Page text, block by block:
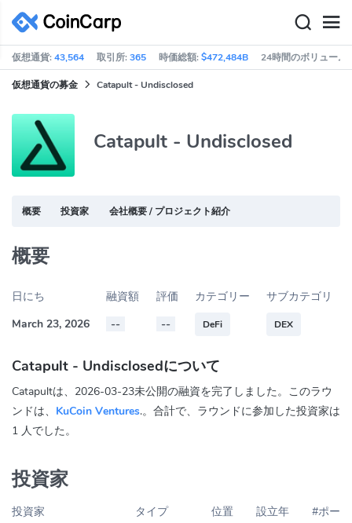
仮想通貨:43,564 取引所:365 時価総額:$472,484B 24時間のボリューム:
仮想通貨の募金 Catapult - Undisclosed
Catapult - Undisclosed
概要 投資家 会社概要 / プロジェクト紹介
概要
日にち
March 23, 2026
融資額
--
評価
--
カテゴリー
DeFi
サブカテゴリ
DEX
Catapult - Undisclosedについて
Catapultは、2026-03-23未公開の融資を完了しました。このラウ
ンドは、 KuCoin Ventures.。合計で、ラウンドに参加した投資家は
1 人でした。
投資家
投資家 タイプ 位置 設立年 #ポー